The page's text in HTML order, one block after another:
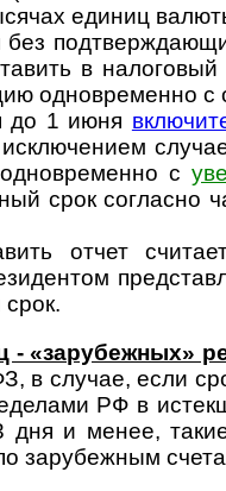
еди­ниц
без
в
одно­вре­­менно с
до 1 июня
одно­вре­менно с
срок согла­сно
отчет
- «зарубежных»
в слу­чае, если
РФ в
дня и менее,
зару­беж­ным